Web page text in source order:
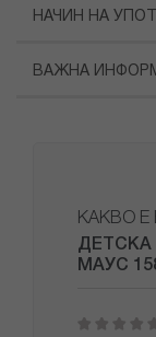
НАЧИН НА
ВАЖНА
КАКВО
ДЕТСКА
МАУС